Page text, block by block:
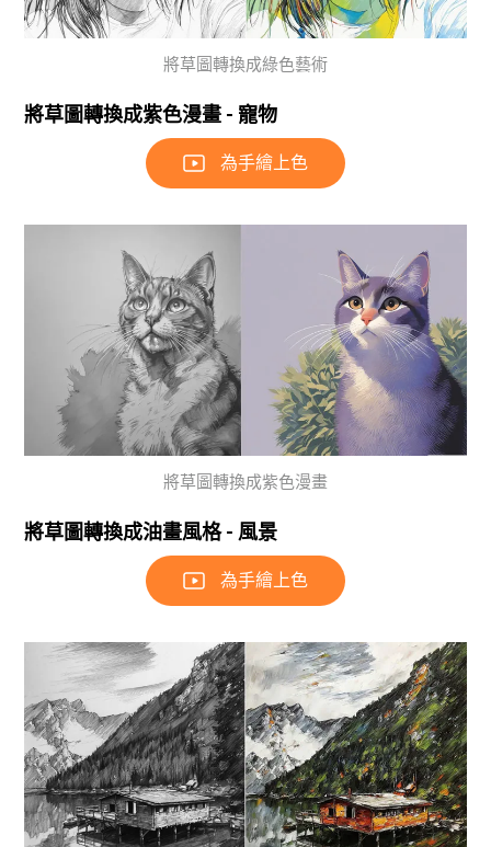
將草圖轉換成綠色藝術
將草圖轉換成紫色漫畫 - 寵物
為手繪上色
將草圖轉換成紫色漫畫
將草圖轉換成油畫風格 - 風景
為手繪上色